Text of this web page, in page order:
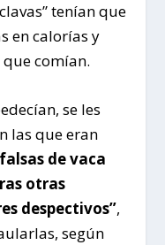
tenían que
en calorías y
comían.
se les
las que eran
de vaca
otras
despectivos”,
según